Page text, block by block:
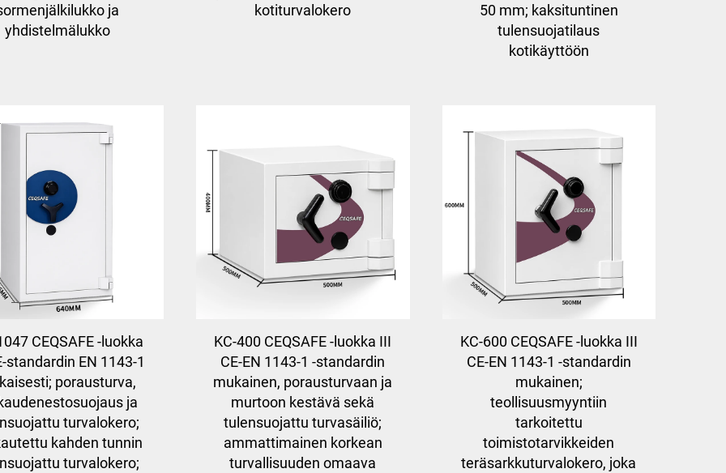
ja
yhdistelmälukko
kotiturvalokero
50 mm; kaksituntinen
tulensuojatilaus
kotikäyttöön
CEQSAFE -luokka
standardin EN 1143-1
porausturva,
ja
turvalokero;
kahden tunnin
turvalokero;
KC-400 CEQSAFE -luokka III
CE-EN 1143-1 -standardin
mukainen, porausturvaan ja
murtoon kestävä sekä
tulensuojattu turvasäiliö;
ammattimainen korkean
turvallisuuden omaava
KC-600 CEQSAFE -luokka III
CE-EN 1143-1 -standardin
mukainen;
teollisuusmyyntiin
tarkoitettu
toimistotarvikkeiden
teräsarkkuturvalokero, joka